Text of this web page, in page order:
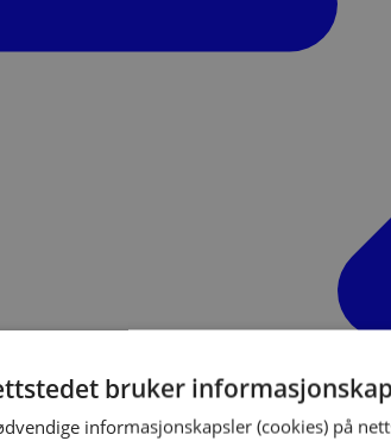
bruker
informasjonskapsler (cookies) på